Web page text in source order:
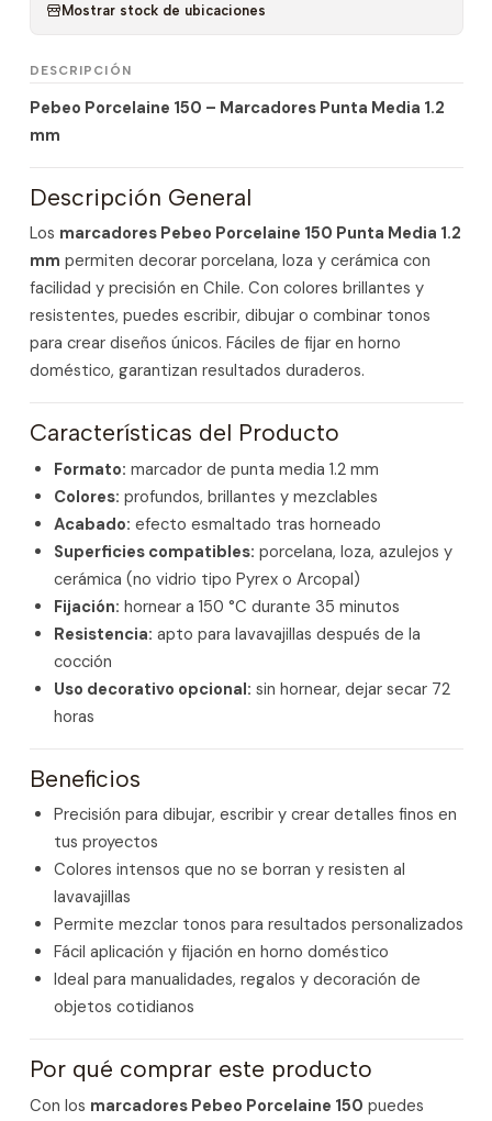
Mostrar stock de ubicaciones
DESCRIPCIÓN
Pebeo Porcelaine 150 – Marcadores Punta Media 1.2
mm
Descripción General
Los marcadores Pebeo Porcelaine 150 Punta Media 1.2
mm permiten decorar porcelana, loza y cerámica con
facilidad y precisión en Chile. Con colores brillantes y
resistentes, puedes escribir, dibujar o combinar tonos
para crear diseños únicos. Fáciles de fijar en horno
doméstico, garantizan resultados duraderos.
Características del Producto
Formato: marcador de punta media 1.2 mm
Colores: profundos, brillantes y mezclables
Acabado: efecto esmaltado tras horneado
Superficies compatibles: porcelana, loza, azulejos y
cerámica (no vidrio tipo Pyrex o Arcopal)
Fijación: hornear a 150 °C durante 35 minutos
Resistencia: apto para lavavajillas después de la
cocción
Uso decorativo opcional: sin hornear, dejar secar 72
horas
Beneficios
Precisión para dibujar, escribir y crear detalles finos en
tus proyectos
Colores intensos que no se borran y resisten al
lavavajillas
Permite mezclar tonos para resultados personalizados
Fácil aplicación y fijación en horno doméstico
Ideal para manualidades, regalos y decoración de
objetos cotidianos
Por qué comprar este producto
Con los marcadores Pebeo Porcelaine 150 puedes